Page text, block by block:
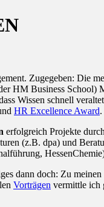
Zugegeben: Die
HM Business School)
Wissen schnell
HR Excellence Award.
erfolgreich Projekte
(z.B. dpa) und
dann doch: Zu
Vorträgen vermittle ich